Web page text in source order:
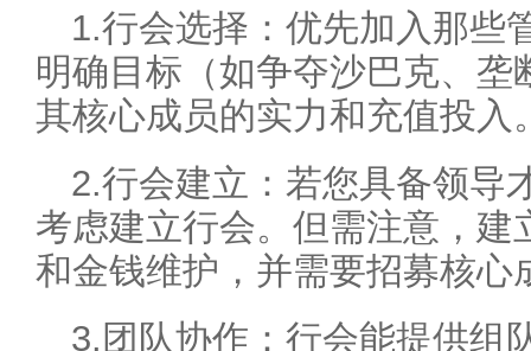
1.行会选择：优先加入那些
明确目标（如争夺沙巴克、
其核心成员的实力和充值投入
2.行会建立：若您具备领导
考虑建立行会。但需注意，建
和金钱维护，并需要招募核心
3.团队协作：行会能提供组